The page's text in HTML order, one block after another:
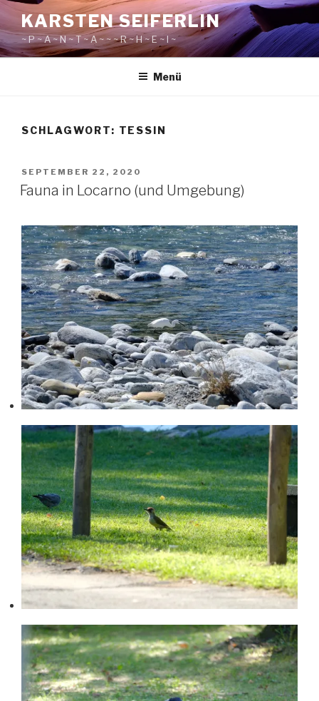
Zum
Inhalt
springen
KARSTEN SEIFERLIN
~ P ~ A ~ N ~ T ~ A ~ ~ ~ R ~ H ~ E ~ I ~
Menü
SCHLAGWORT: TESSIN
VERÖFFENTLICHT
AM
SEPTEMBER 22, 2020
Fauna in Locarno (und Umgebung)